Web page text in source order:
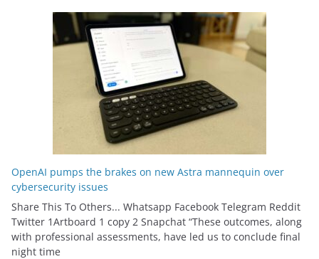
OpenAI pumps the brakes on new Astra mannequin over
cybersecurity issues
Share This To Others... Whatsapp Facebook Telegram Reddit
Twitter 1Artboard 1 copy 2 Snapchat “These outcomes, along
with professional assessments, have led us to conclude final
night time